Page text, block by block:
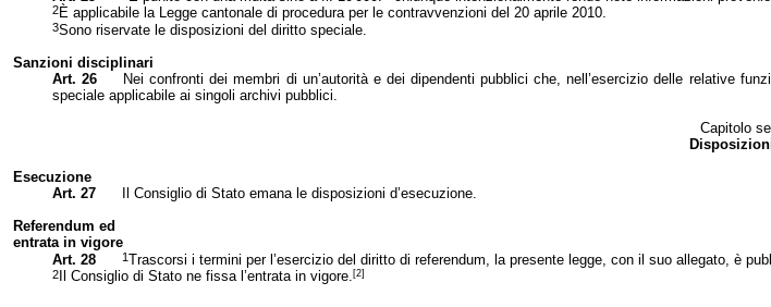
2È applicabile la Legge cantonale di procedura per le contravvenzioni del 20 aprile 2010
3Sono riservate le disposizioni del diritto speciale.
Sanzioni disciplinari
Art. 26
Nei confronti dei membri di un’autorità e dei dipendenti pubblici che, nell’esercizio delle relative
speciale applicabile ai singoli archivi pubblici.
Capitolo
Esecuzione
Art. 27
Il Consiglio di Stato emana le disposizioni d’esecuzione.
Referendum ed
entrata in vigore
Art. 28
1Trascorsi i termini per l’esercizio del diritto di referendum, la presente legge, con il suo allegato, è
2 Il Consiglio di Stato ne fissa l’entrata in vigore.[2]